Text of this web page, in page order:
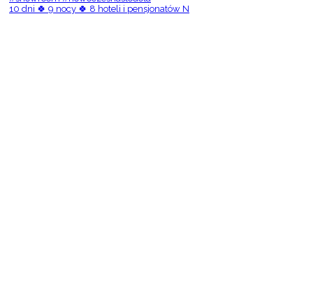
10 dni 🍀 9 nocy 🍀 8 hoteli i pensjonatów N